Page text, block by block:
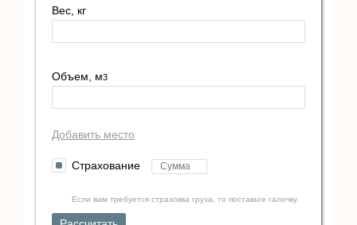
Вес, кг
Объем, м3
Добавить место
Страхование
Если вам требуется страховка груза, то поставьте галочку.